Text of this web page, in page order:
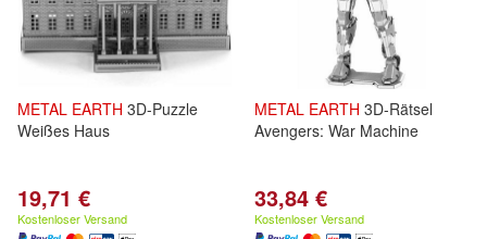
METAL EARTH 3D-Puzzle
Weißes Haus
19,71 €
Kostenloser Versand
METAL EARTH 3D-Rätsel
Avengers: War Machine
33,84 €
Kostenloser Versand